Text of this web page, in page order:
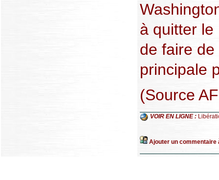
à quitter le
de faire
principale
(Source
VOIR EN LIGNE :
Ajouter un commentaire